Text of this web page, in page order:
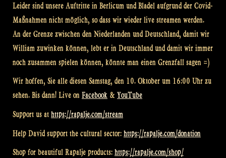
Leider sind unsere Auftritte in Berlicum und Bladel aufgrund der Covid-
Maßnahmen nicht möglich, so dass wir wieder live streamen werden.
An der Grenze zwischen den Niederlanden und Deutschland, damit wir
William zuwinken können, lebt er in Deutschland und damit wir immer
noch zusammen spielen können, könnte man einen Grenzfall sagen =)
Wir hoffen, Sie alle diesen Samstag, den 10. Oktober um 16:00 Uhr zu
sehen. Bis dann! Live on Facebook & YouTube
Support us at https://rapalje.com/stream
Help David support the cultural sector: https://rapalje.com/donation
Shop for beautiful Rapalje products: https://rapalje.com/shop/